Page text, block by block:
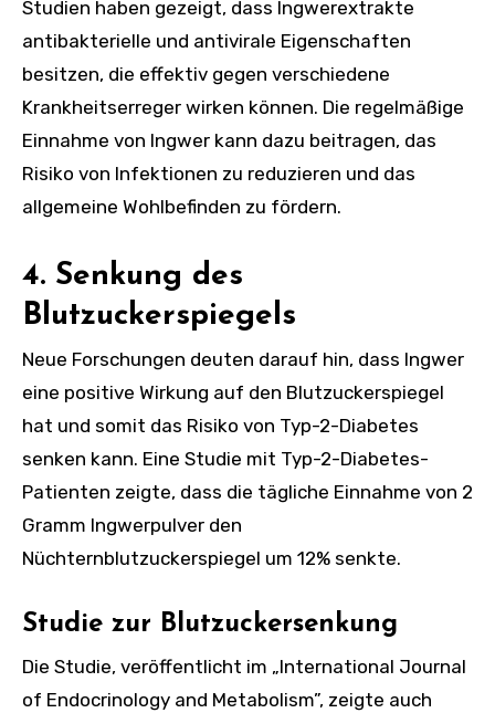
Studien haben gezeigt, dass Ingwerextrakte
antibakterielle und antivirale Eigenschaften
besitzen, die effektiv gegen verschiedene
Krankheitserreger wirken können. Die regelmäßige
Einnahme von Ingwer kann dazu beitragen, das
Risiko von Infektionen zu reduzieren und das
allgemeine Wohlbefinden zu fördern.
4. Senkung des
Blutzuckerspiegels
Neue Forschungen deuten darauf hin, dass Ingwer
eine positive Wirkung auf den Blutzuckerspiegel
hat und somit das Risiko von Typ-2-Diabetes
senken kann. Eine Studie mit Typ-2-Diabetes-
Patienten zeigte, dass die tägliche Einnahme von 2
Gramm Ingwerpulver den
Nüchternblutzuckerspiegel um 12% senkte.
Studie zur Blutzuckersenkung
Die Studie, veröffentlicht im „International Journal
of Endocrinology and Metabolism”, zeigte auch